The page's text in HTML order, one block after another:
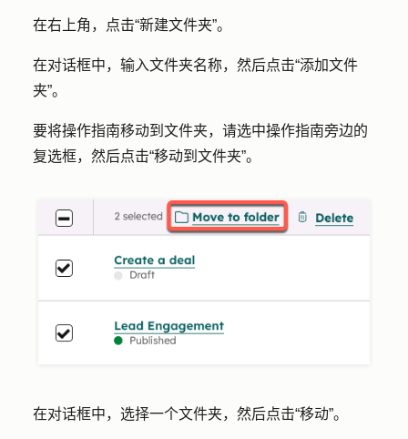
在右上角，点击“新建文件夹”。
在对话框中，输入文件夹名称，然后点击“添加文件
夹”。
要将操作指南移动到文件夹，请选中操作指南旁边的
复选框，然后点击“移动到文件夹”。
在对话框中，选择一个文件夹，然后点击“移动”。